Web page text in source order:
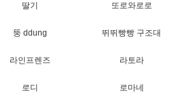
딸기 또로와로로
뚱 ddung 뛰뛰빵빵 구조대
라인프렌즈 라토라
로디 로마네